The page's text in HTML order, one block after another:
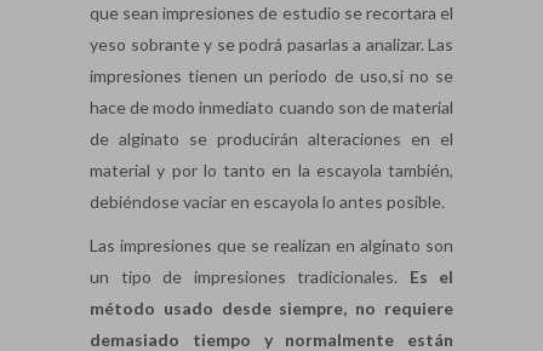
que sean impresiones de estudio se recortara el
yeso sobrante y se podrá pasarlas a analizar. Las
impresiones tienen un periodo de uso,si no se
hace de modo inmediato cuando son de material
de alginato se producirán alteraciones en el
material y por lo tanto en la escayola también,
debiéndose vaciar en escayola lo antes posible.
Las impresiones que se realizan en alginato son
un tipo de impresiones tradicionales. Es el
método usado desde siempre, no requiere
demasiado tiempo y normalmente están